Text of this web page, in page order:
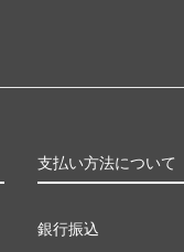
支払い方法について
銀行振込